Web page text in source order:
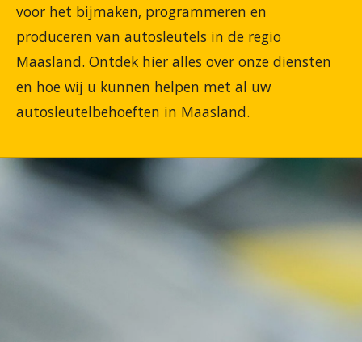
voor het bijmaken, programmeren en
produceren van autosleutels in de regio
Maasland. Ontdek hier alles over onze diensten
en hoe wij u kunnen helpen met al uw
autosleutelbehoeften in Maasland.